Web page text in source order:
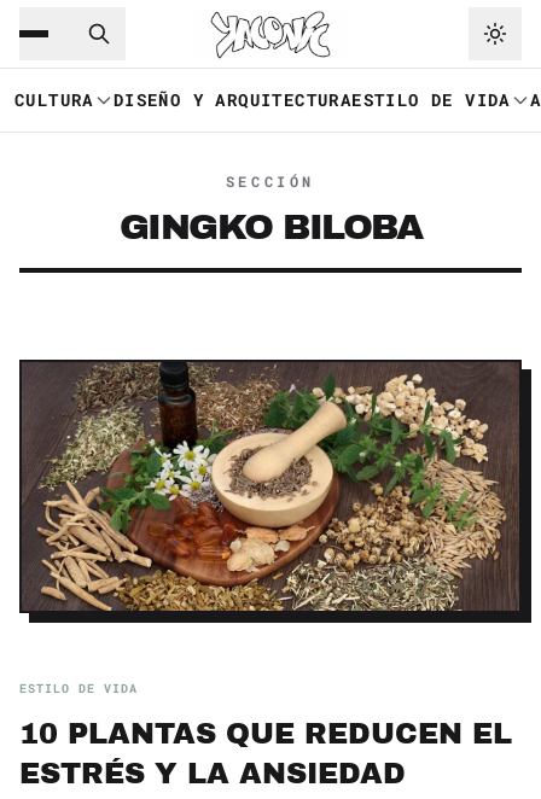
Saltar al contenido principal
CULTURA DISEÑO Y ARQUITECTURAESTILO DE VIDA
SECCIÓN
GINGKO BILOBA
ESTILO DE VIDA
10 PLANTAS QUE REDUCEN EL
ESTRÉS Y LA ANSIEDAD